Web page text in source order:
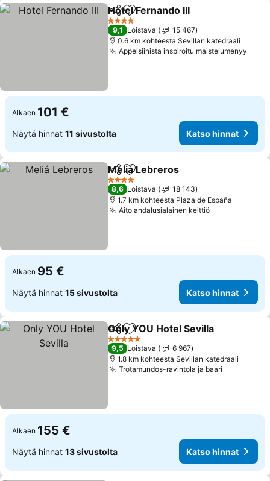
Jaa Lisää suosikkeihin
Hotel Fernando III
4 Tähtiluokitus
9,1 Loistava
15 467
0.6 km kohteesta Sevillan katedraali
Appelsiinista inspiroitu maistelumenyy
Alkaen 101 €
Näytä hinnat 11 sivustolta Katso hinnat
Jaa Lisää suosikkeihin
Meliá Lebreros
4 Tähtiluokitus
8,6 Loistava
18 143
1.7 km kohteesta Plaza de España
Aito andalusialainen keittiöKatso hinnat
Alkaen 95 €
Näytä hinnat 15 sivustolta Katso hinnat
Jaa Lisää suosikkeihin
Only YOU Hotel Sevilla
5 Tähtiluokitus
9,5 Loistava
6 967
1.8 km kohteesta Sevillan katedraali
Trotamundos-ravintola ja baari
Alkaen 155 €
Näytä hinnat 13 sivustolta Katso hinnat